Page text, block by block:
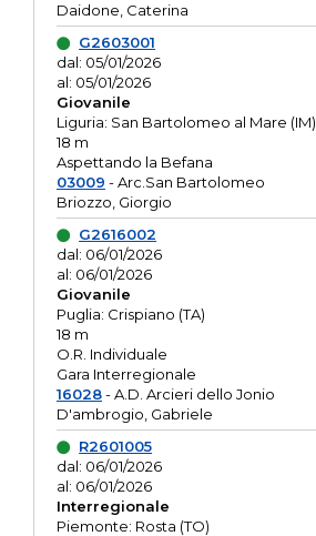
Daidone, Caterina
G2603001
dal: 05/01/2026
al: 05/01/2026
Giovanile
Liguria: San Bartolomeo al Mare (IM)
18 m
Aspettando la Befana
03009 - Arc.San Bartolomeo
Briozzo, Giorgio
G2616002
dal: 06/01/2026
al: 06/01/2026
Giovanile
Puglia: Crispiano (TA)
18 m
O.R. Individuale
Gara Interregionale
16028- A.D. Arcieri dello Jonio
D'ambrogio, Gabriele
R2601005
dal: 06/01/2026
al: 06/01/2026
Interregionale
Piemonte: Rosta (TO)